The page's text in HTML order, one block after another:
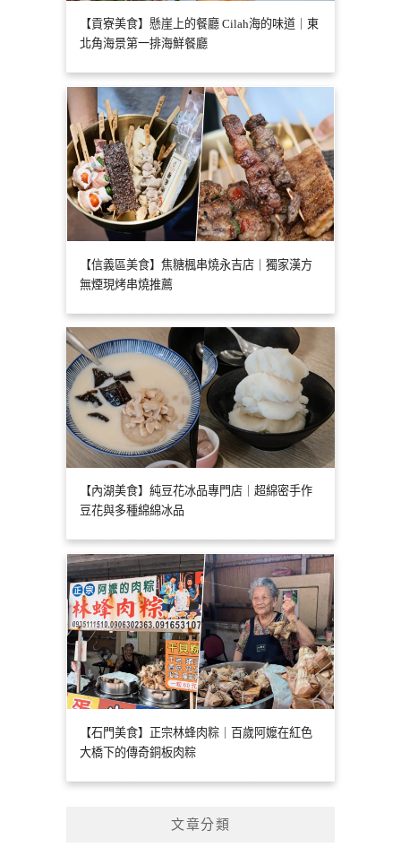
【貢寮美食】懸崖上的餐廳 Cilah海的味道｜東
北角海景第一排海鮮餐廳
【信義區美食】焦糖楓串燒永吉店｜獨家漢方
無煙現烤串燒推薦
【內湖美食】純豆花冰品專門店｜超綿密手作
豆花與多種綿綿冰品
【石門美食】正宗林蜂肉粽｜百歲阿嬤在紅色
大橋下的傳奇銅板肉粽
文章分類